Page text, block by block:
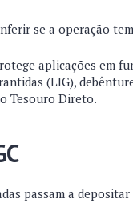
se a operação
aplicações em
(LIG),
Tesouro Direto.
passam a